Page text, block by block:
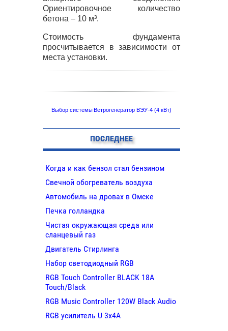
Ориентировочное количество
бетона – 10 м³.
Стоимость фундамента
просчитывается в зависимости от
места установки.
Выбор системыВетрогенератор ВЭУ-4 (4 кВт)
ПОСЛЕДНЕЕ
Когда и как бензол стал бензином
Свечной обогреватель воздуха
Автомобиль на дровах в Омске
Печка голландка
Чистая окружающая среда или
сланцевый газ
Двигатель Стирлинга
Набор светодиодный RGB
RGB Touch Controller BLACK 18A
Touch/Black
RGB Music Controller 120W Black Audio
RGB усилитель U 3х4A